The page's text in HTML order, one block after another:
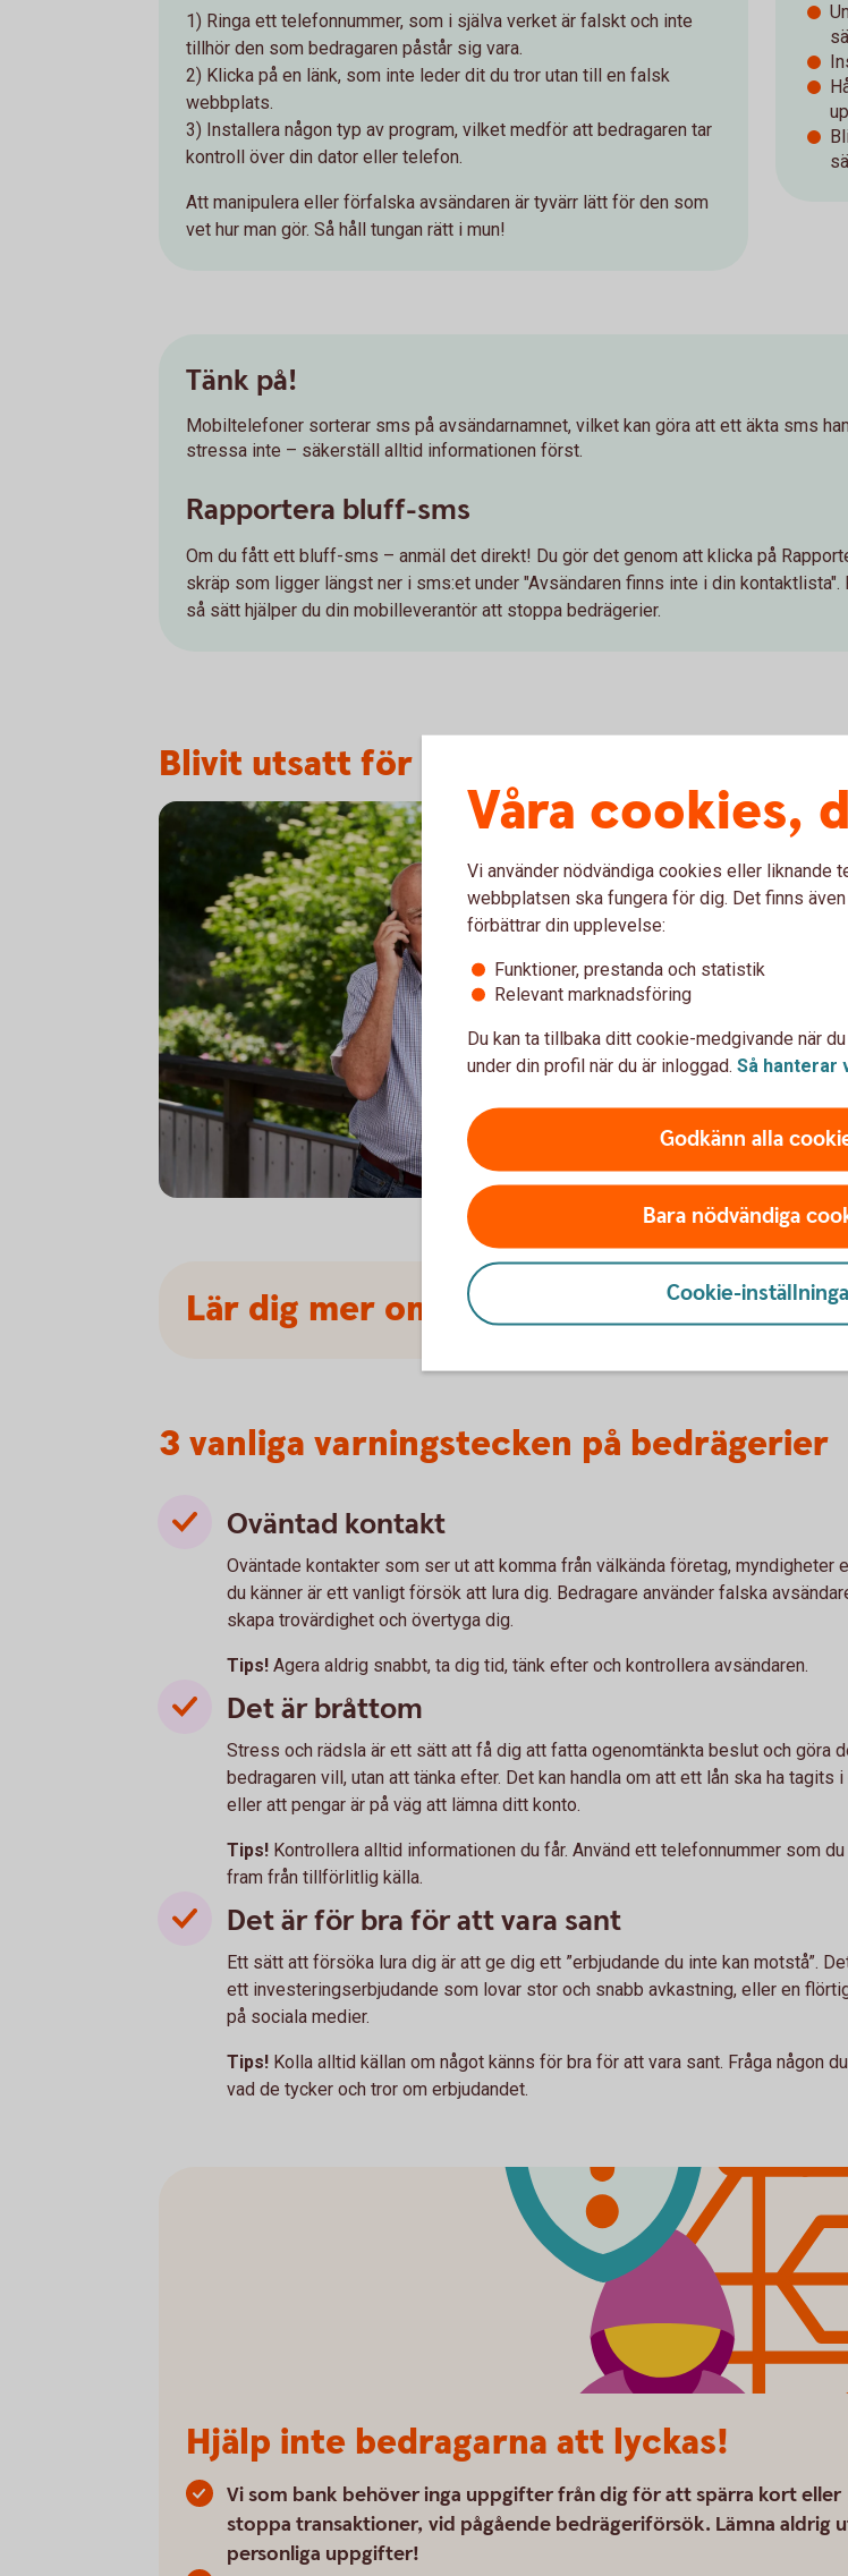
1) Ringa ett telefonnummer, som i själva verket är falskt och inte
tillhör den som bedragaren påstår sig vara.
2) Klicka på en länk, som inte leder dit du tror utan till en falsk
webbplats.
3) Installera någon typ av program, vilket medför att bedragaren tar
kontroll över din dator eller telefon.
Att manipulera eller förfalska avsändaren är tyvärr lätt för den som
vet hur man gör. Så håll tungan rätt i mun!
Tänk på!
Mobiltelefoner sorterar sms på avsändarnamnet, vilket kan göra att ett äkta sms
stressa inte – säkerställ alltid informationen först.
Rapportera bluff-sms
Om du fått ett bluff-sms – anmäl det direkt! Du gör det genom att klicka på
skräp som ligger längst ner i sms:et under "Avsändaren finns inte i din kontaktlista".
så sätt hjälper du din mobilleverantör att stoppa bedrägerier.
Blivit utsatt för sms-fiske?
Senior having a serious conversation on the phone
eller
Lär dig mer om hur du kanskyddadig
3 vanliga varningstecken på bedrägerier
Oväntad kontakt
Oväntade kontakter som ser ut att komma från välkända företag, myndigheter
du känner är ett vanligt försök att lura dig. Bedragare använder falska
skapa trovärdighet och övertyga dig.
Tips! Agera aldrig snabbt, ta dig tid, tänk efter och kontrollera avsändaren.
Det är bråttom
Stress och rädsla är ett sätt att få dig att fatta ogenomtänkta beslut och göra
bedragaren vill, utan att tänka efter. Det kan handla om att ett lån ska ha tagits i
eller att pengar är på väg att lämna ditt konto.
Tips! Kontrollera alltid informationen du får. Använd ett telefonnummer som
fram från tillförlitlig källa.
Det är för bra för att vara sant
Ett sätt att försöka lura dig är att ge dig ett ”erbjudande du inte kan motstå”.
ett investeringserbjudande som lovar stor och snabb avkastning, eller en
på sociala medier.
Tips! Kolla alltid källan om något känns för bra för att vara sant. Fråga någon
vad de tycker och tror om erbjudandet.
Hjälp inte bedragarna att lyckas!
Vi som bank behöver inga uppgifter från dig för att spärra kort eller
stoppa transaktioner, vid pågående bedrägeriförsök. Lämna aldrig
personliga uppgifter!
Våra cookies,
Vi använder nödvändiga cookies eller liknande
webbplatsen ska fungera för dig. Det finns
förbättrar din upplevelse:
Funktioner, prestanda och statistik
Relevant marknadsföring
Du kan ta tillbaka ditt cookie-medgivande när
under din profil när du är inloggad. Så hanterar
Godkänn alla
Bara nödvändiga
Cookie-